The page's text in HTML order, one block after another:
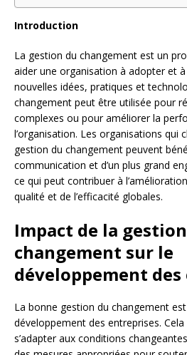
Introduction
La gestion du changement est un
aider une organisation à adopter et
nouvelles idées, pratiques et
changement peut être utilisée pour
complexes ou pour améliorer la
l’organisation. Les organisations qui
gestion du changement peuvent
communication et d’un plus grand
ce qui peut contribuer à
qualité et de l’efficacité globales.
Impact de la
changement sur le
développement
La bonne gestion du changement
développement des entreprises.
s’adapter aux conditions